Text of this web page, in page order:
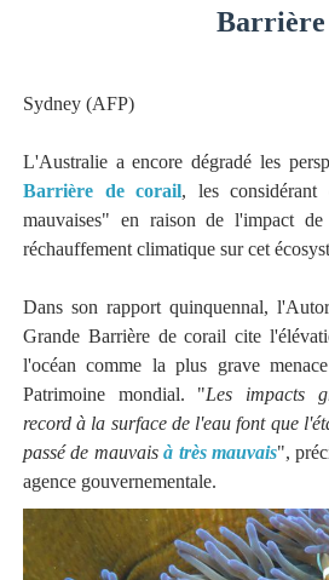
Barrière
Sydney (AFP)
L'Australie a encore dégradé les
Barrière de corail, les considérant
mauvaises" en raison de l'impact
réchauffement climatique sur cet
Dans son rapport quinquennal,
Grande Barrière de corail cite
l'océan comme la plus grave
Patrimoine mondial. "Les impacts
record à la surface de l'eau font que
passé de mauvaisà très mauvais",
agence gouvernementale.